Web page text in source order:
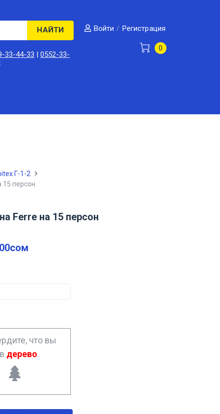
НАЙТИ
33-44-33 |0552-33-
Войти / Регистрация
0
Г-1-2
персон
Ferre на 15 персон
сом
что вы
дерево.